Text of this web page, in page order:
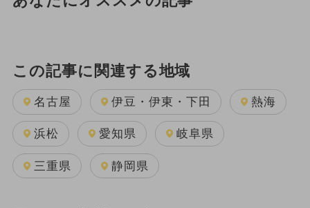
この記事に関連する地域
名古屋 伊豆・伊東・下田 熱海
浜松 愛知県 岐阜県
三重県 静岡県